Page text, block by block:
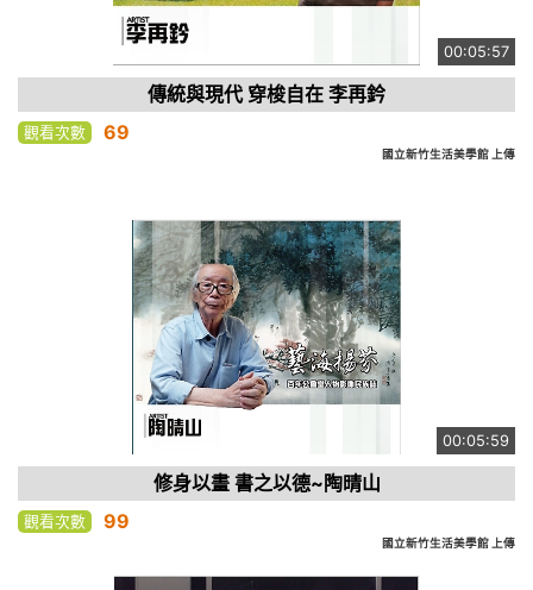
00:05:57
傳統與現代 穿梭自在 李再鈐
觀看次數 69
國立新竹生活美學館 上傳
00:05:59
修身以畫 書之以德~陶晴山
觀看次數 99
國立新竹生活美學館 上傳